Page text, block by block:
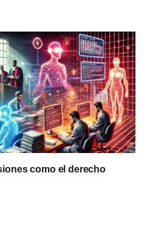
como el derecho